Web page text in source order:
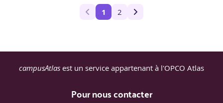
1 2
campusAtlas est un service appartenant à l'OPCO Atlas
Pour nous contacter